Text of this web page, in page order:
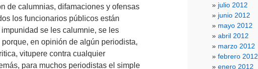
de calumnias, difamaciones y ofensas
los funcionarios públicos están
se les calumnie, se les
en opinión de algún periodista,
vitupere contra cualquier
para muchos periodistas el simple
julio 2012
junio 2012
mayo 2012
abril 2012
marzo 2012
febrero 2012
enero 2012